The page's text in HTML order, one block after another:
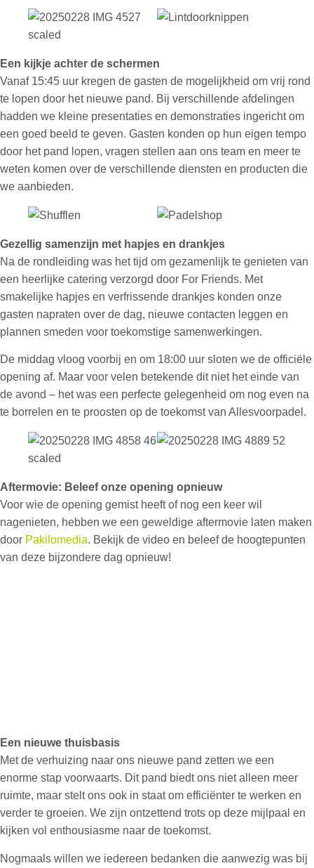
Een kijkje achter de schermen
Vanaf 15:45 uur kregen de gasten de mogelijkheid om vrij rond
te lopen door het nieuwe pand. Bij verschillende afdelingen
hadden we kleine presentaties en demonstraties ingericht om
een goed beeld te geven. Gasten konden op hun eigen tempo
door het pand lopen, vragen stellen aan ons team en meer te
weten komen over de verschillende diensten en producten die
we aanbieden.
Gezellig samenzijn met hapjes en drankjes
Na de rondleiding was het tijd om gezamenlijk te genieten van
een heerlijke catering verzorgd door For Friends. Met
smakelijke hapjes en verfrissende drankjes konden onze
gasten napraten over de dag, nieuwe contacten leggen en
plannen smeden voor toekomstige samenwerkingen.
De middag vloog voorbij en om 18:00 uur sloten we de officiële
opening af. Maar voor velen betekende dit niet het einde van
de avond – het was een perfecte gelegenheid om nog even na
te borrelen en te proosten op de toekomst van Allesvoorpadel.
Aftermovie: Beleef onze opening opnieuw
Voor wie de opening gemist heeft of nog een keer wil
nagenieten, hebben we een geweldige aftermovie laten maken
door Pakilomedia. Bekijk de video en beleef de hoogtepunten
van deze bijzondere dag opnieuw!
Een nieuwe thuisbasis
Met de verhuizing naar ons nieuwe pand zetten we een
enorme stap voorwaarts. Dit pand biedt ons niet alleen meer
ruimte, maar stelt ons ook in staat om efficiënter te werken en
verder te groeien. We zijn ontzettend trots op deze mijlpaal en
kijken vol enthousiasme naar de toekomst.
Nogmaals willen we iedereen bedanken die aanwezig was bij